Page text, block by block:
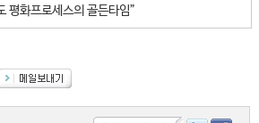
평화프로세스의 골든타임”